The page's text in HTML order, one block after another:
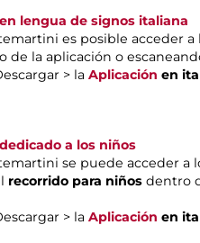
lengua de signos italiana
es posible acceder
de la aplicación o
> la Aplicación en
a los niños
se puede acceder a
recorrido para niños dentro
> la Aplicación en